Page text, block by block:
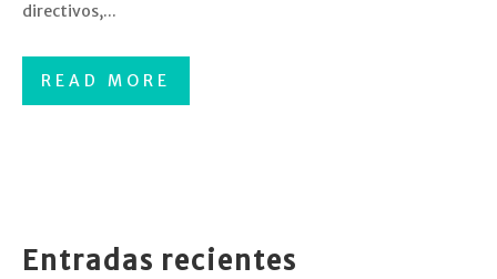
directivos,...
READ MORE
Entradas recientes